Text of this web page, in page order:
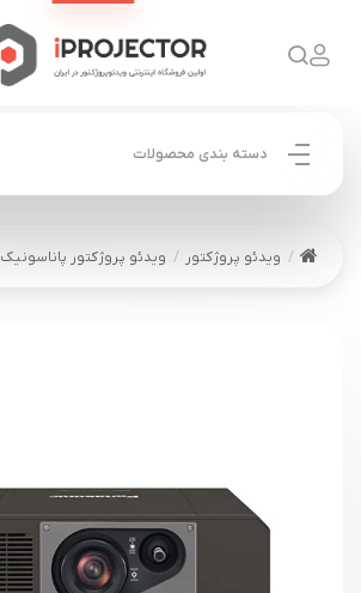
دسته بندی محصولات
ویدئو پروژکتور ویدئو پروژکتور پاناسونیک